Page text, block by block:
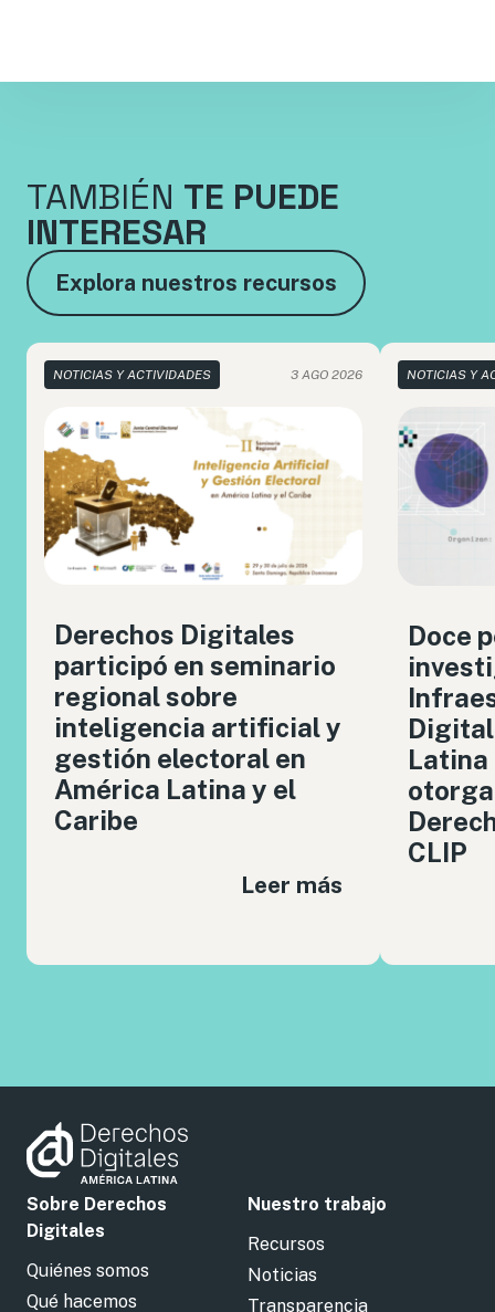
TAMBIÉN TE PUEDE
INTERESAR
Explora nuestros recursos
NOTICIAS Y ACTIVIDADES 3 AGO 2026
Derechos Digitales
participó en seminario
regional sobre
inteligencia artificial y
gestión electoral en
América Latina y el
Caribe
Leer más
NOTICIAS Y
Doce
Latina
CLIP
Sobre Derechos
Digitales
Quiénes somos
Qué hacemos
Nuestro trabajo
Recursos
Noticias
Transparencia